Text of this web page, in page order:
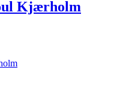
Kjærholm